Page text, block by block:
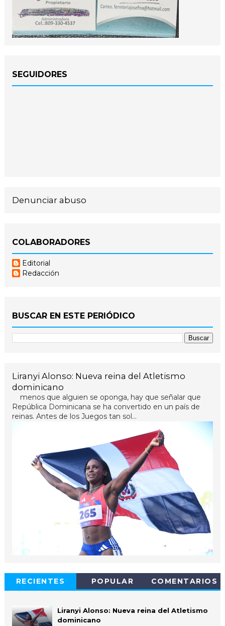
SEGUIDORES
Denunciar abuso
COLABORADORES
Editorial
Redacción
BUSCAR EN ESTE PERIÓDICO
Liranyi Alonso: Nueva reina del Atletismo
dominicano
menos que alguien se oponga, hay que señalar que
República Dominicana se ha convertido en un país de
reinas. Antes de los Juegos tan sol...
RECIENTES POPULAR COMENTARIOS
Liranyi Alonso: Nueva reina del Atletismo
dominicano